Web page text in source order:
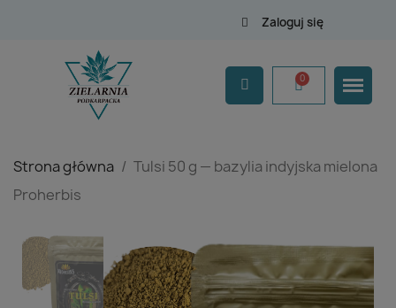
Zaloguj się
Strona główna
Tulsi 50 g — bazylia indyjska mielona
Proherbis